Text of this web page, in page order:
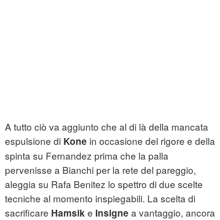
A tutto ciò va aggiunto che al di là della mancata
espulsione di Kone in occasione del rigore e della
spinta su Fernandez prima che la palla
pervenisse a Bianchi per la rete del pareggio,
aleggia su Rafa Benitez lo spettro di due scelte
tecniche al momento inspiegabili. La scelta di
sacrificare Hamsike Insigne a vantaggio, ancora